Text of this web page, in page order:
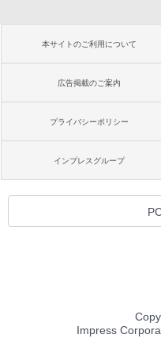
本サイトのご利用について
広告掲載のご案内
プライバシーポリシー
インプレスグループ
Impress